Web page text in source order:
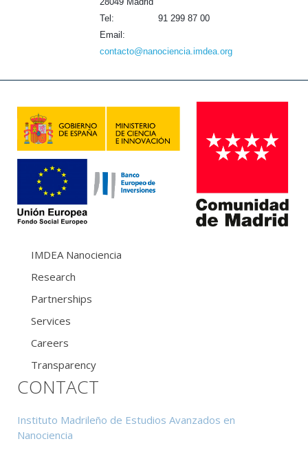
Tel: 91 299 87 00
Email:
contacto@nanociencia.imdea.org
IMDEA Nanociencia
Research
Partnerships
Services
Careers
Transparency
CONTACT
Instituto Madrileño de Estudios Avanzados en
Nanociencia